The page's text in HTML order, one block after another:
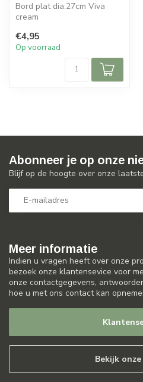
Bord plat dia.27cm Viva
cream
€4,95
Op voorraad
Meer informatie
Indien u vragen heeft over onze
bezoek onze klantensevice voor
onze contactgegevens,
hoe u met ons contact kan
Bekijk
Abonneer je op onze
Blijf op de hoogte over onze